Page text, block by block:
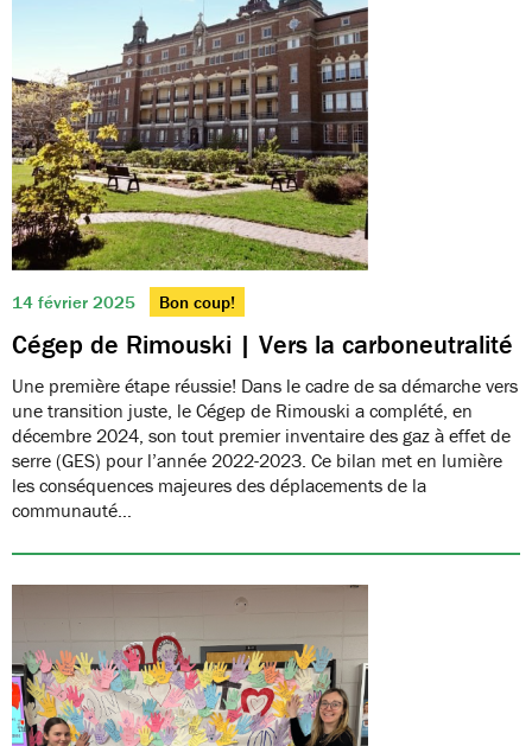
14 février 2025 Bon coup!
Cégep de Rimouski | Vers la carboneutralité
Une première étape réussie! Dans le cadre de sa démarche vers
une transition juste, le Cégep de Rimouski a complété, en
décembre 2024, son tout premier inventaire des gaz à effet de
serre (GES) pour l’année 2022-2023. Ce bilan met en lumière
les conséquences majeures des déplacements de la
communauté…